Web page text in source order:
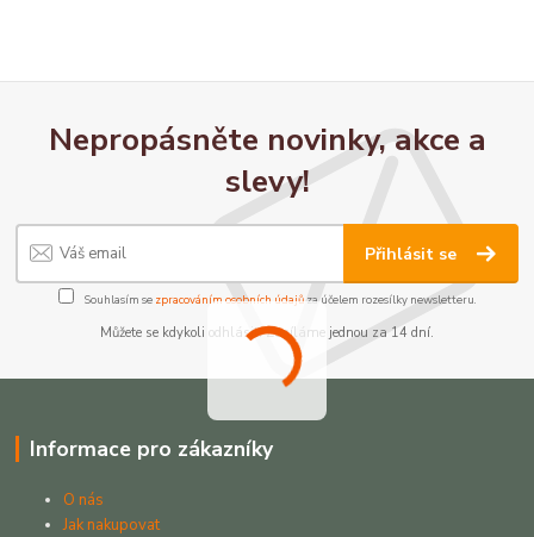
Nepropásněte novinky, akce a
slevy!
Přihlásit se
Souhlasím se zpracováním osobních údajůza účelem rozesílky newsletteru.
Můžete se kdykoli odhlásit. Zasíláme jednou za 14 dní.
Informace pro zákazníky
O nás
Jak nakupovat